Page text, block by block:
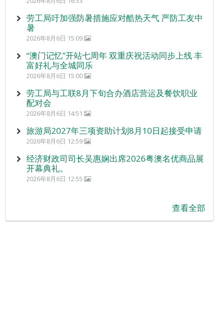
劳工局吁加强防暑措施应对酷热天气 严防工友中
暑
2026年8月6日 15:09
“澳门记忆”开站七周年 双重庆祝活动同步上线 丰
富好礼与全城同乐
2026年8月6日 15:00
劳工局与工联8月下旬合办酒店营运及餐饮职业
配对会
2026年8月6日 14:51
旅游局2027年三项资助计划8月10日起接受申请
2026年8月6日 12:59
经济财政司司长吴惠娴出席2026粤澳名优商品展
开幕典礼。
2026年8月6日 12:55
查看全部